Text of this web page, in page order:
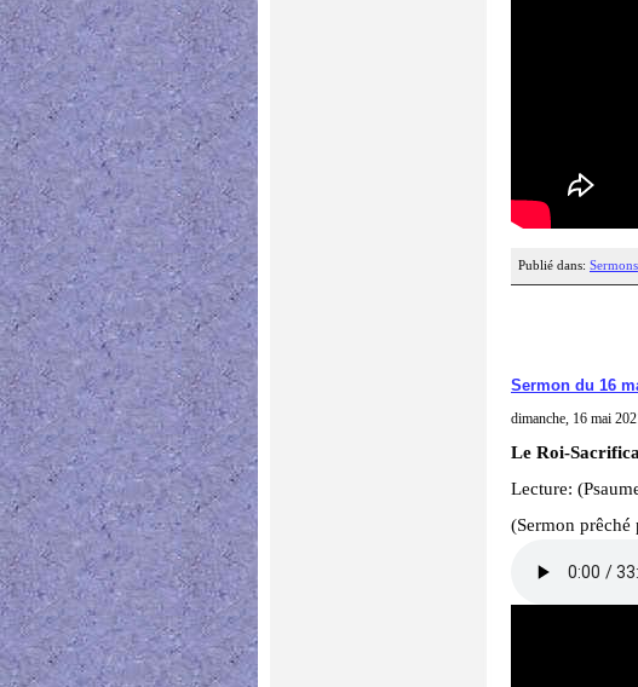
Publié dans: Sermons
Sermon du 16
dimanche, 16 mai
Le Roi-
Lecture:
(Sermon